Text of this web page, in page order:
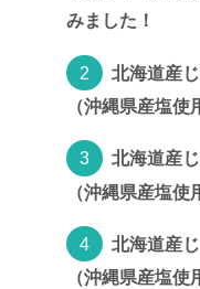
みました！
北海道産
（沖縄県産塩
北海道産
（沖縄県産塩
北海道産
（沖縄県産塩